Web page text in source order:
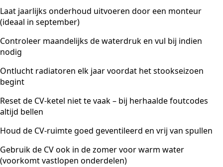
Laat jaarlijks onderhoud uitvoeren door een monteur
(ideaal in september)
Controleer maandelijks de waterdruk en vul bij indien
nodig
Ontlucht radiatoren elk jaar voordat het stookseizoen
begint
Reset de CV-ketel niet te vaak – bij herhaalde foutcodes
altijd bellen
Houd de CV-ruimte goed geventileerd en vrij van spullen
Gebruik de CV ook in de zomer voor warm water
(voorkomt vastlopen onderdelen)